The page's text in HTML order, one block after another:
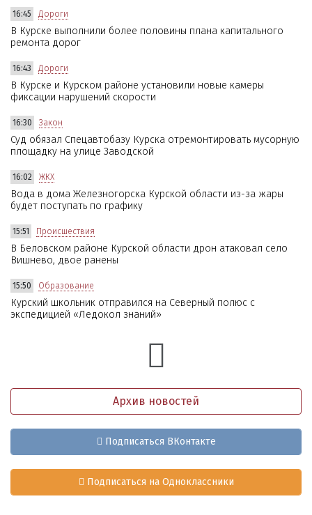
16:45 Дороги
В Курске выполнили более половины плана капитального
ремонта дорог
16:43 Дороги
В Курске и Курском районе установили новые камеры
фиксации нарушений скорости
16:30 Закон
Суд обязал Спецавтобазу Курска отремонтировать мусорную
площадку на улице Заводской
16:02 ЖКХ
Вода в дома Железногорска Курской области из-за жары
будет поступать по графику
15:51 Происшествия
В Беловском районе Курской области дрон атаковал село
Вишнево, двое ранены
15:50 Образование
Курский школьник отправился на Северный полюс с
экспедицией «Ледокол знаний»
Архив новостей
Подписаться ВКонтакте
Подписаться на Одноклассники